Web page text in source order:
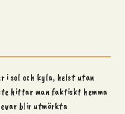
i sol och kyla, helst utan
hittar man faktiskt hemma
blir utmärkta